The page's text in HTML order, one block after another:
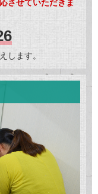
させていただきま
します。